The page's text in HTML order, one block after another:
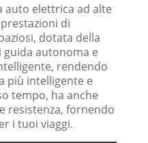
auto elettrica ad alte
di
dotata della
autonoma e
rendendo
più intelligente e
tempo, ha anche
resistenza, fornendo
i tuoi viaggi.